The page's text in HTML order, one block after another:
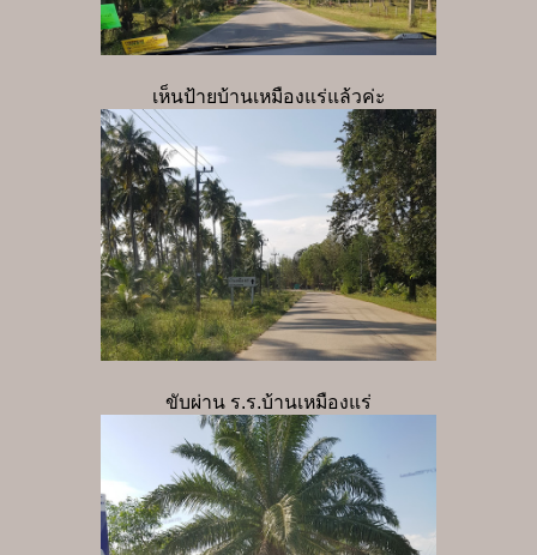
เห็นป้ายบ้านเหมืองแร่แล้วค่ะ
ขับผ่าน ร.ร.บ้านเหมืองแร่